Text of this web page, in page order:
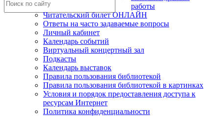
работы
Читательский билет ОНЛАЙН
Ответы на часто задаваемые вопросы
Личный кабинет
Календарь событий
Виртуальный концертный зал
Подкасты
Календарь выставок
Правила пользования библиотекой
Правила пользования библиотекой в картинках
Условия и порядок предоставления доступа к
ресурсам Интернет
Политика конфиденциальности